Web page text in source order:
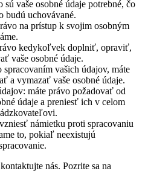
vaše osobné údaje potrebné, čo
budú uchovávané.
na prístup k svojim osobným
kedykoľvek doplniť, opraviť,
vaše osobné údaje.
spracovaním vašich údajov, máte
a vymazať vaše osobné údaje.
máte právo požadovať od
údaje a preniesť ich v celom
námietku proti spracovaniu
to, pokiaľ neexistujú
nás. Pozrite sa na